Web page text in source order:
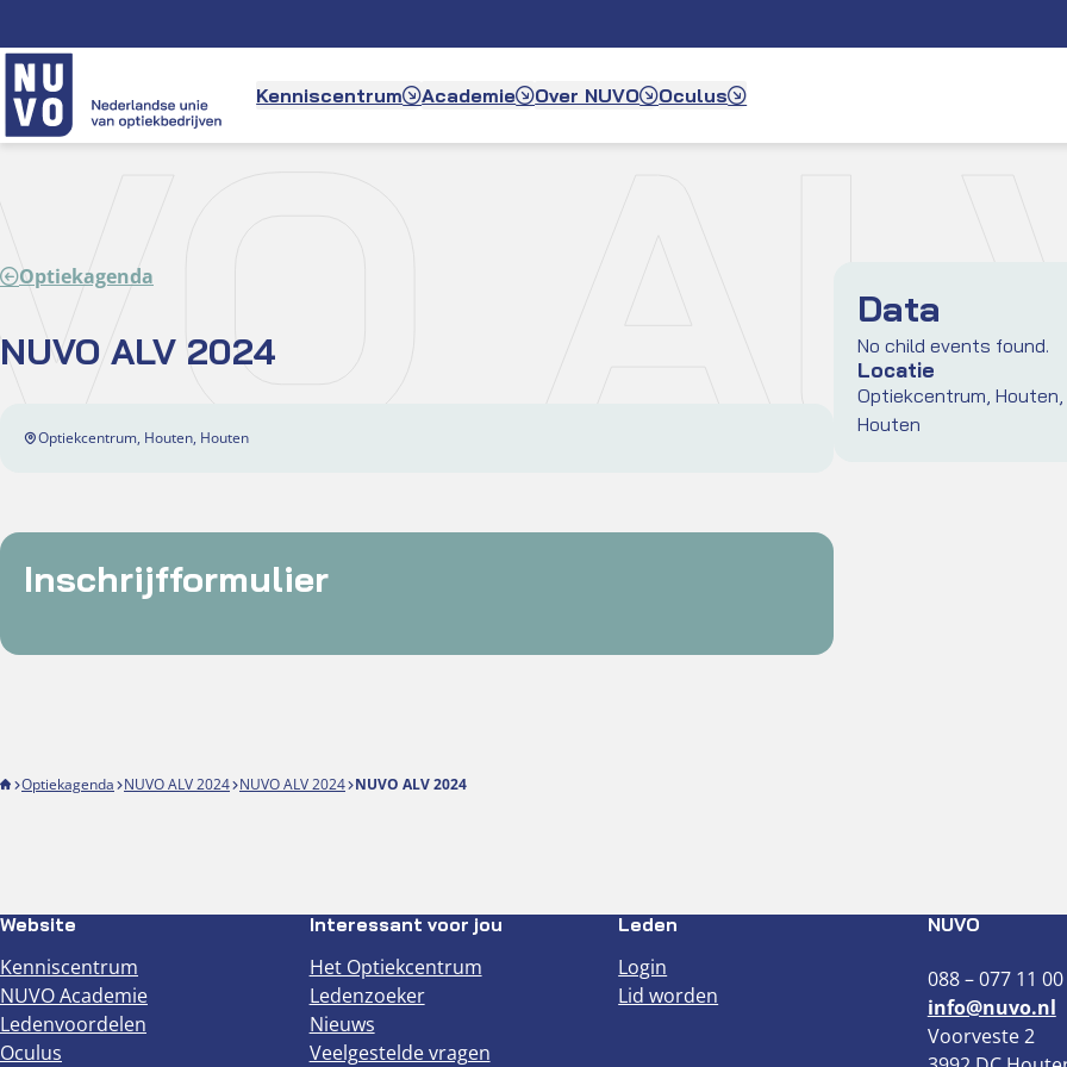
naar
de
inhoud
Kenniscentrum Academie Over NUVO Oculus
Optiekagenda
NUVO ALV 2024
Optiekcentrum, Houten, Houten
Inschrijfformulier
Data
No child events found.
Locatie
Optiekcentrum,
Houten
Optiekagenda NUVO ALV 2024 NUVO ALV 2024 NUVO ALV 2024
Website
Kenniscentrum
NUVO Academie
Ledenvoordelen
Oculus
Interessant voor jou
Het Optiekcentrum
Ledenzoeker
Nieuws
Veelgestelde vragen
Leden
Login
Lid worden
NUVO
088 – 077 11 00
info@nuvo.nl
Voorveste 2